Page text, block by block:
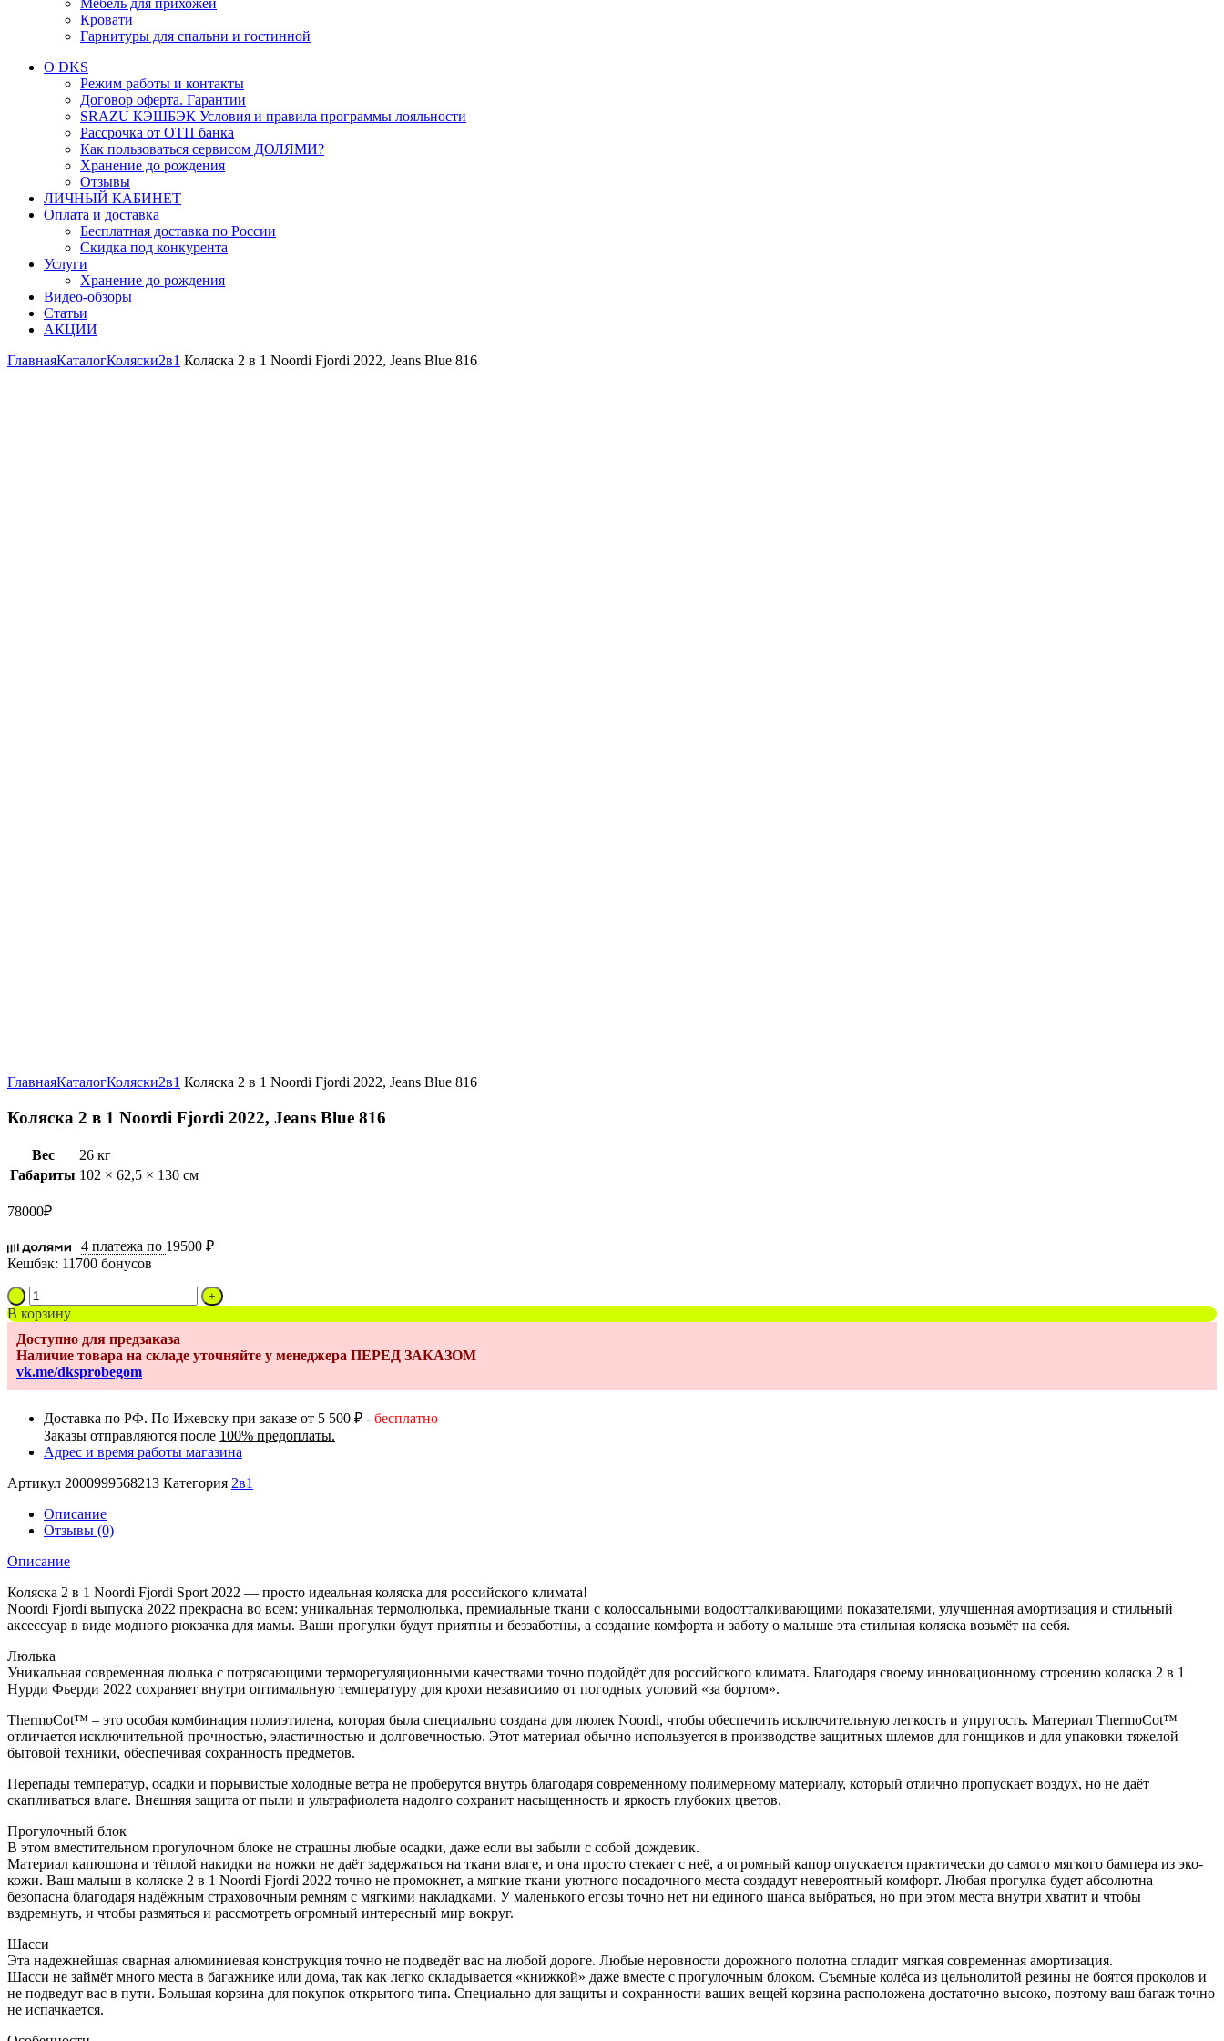
Мебель для прихожей
Кровати
Гарнитуры для спальни и гостинной
О DKS
Режим работы и контакты
Договор оферта. Гарантии
SRAZU КЭШБЭК Условия и правила программы лояльности
Рассрочка от ОТП банка
Как пользоваться сервисом ДОЛЯМИ?
Хранение до рождения
Отзывы
ЛИЧНЫЙ КАБИНЕТ
Оплата и доставка
Бесплатная доставка по России
Скидка под конкурента
Услуги
Хранение до рождения
Видео-обзоры
Статьи
АКЦИИ
ГлавнаяКаталогКоляски2в1 Коляска 2 в 1 Noordi Fjordi 2022, Jeans Blue 816
ГлавнаяКаталогКоляски2в1 Коляска 2 в 1 Noordi Fjordi 2022, Jeans Blue 816
Коляска 2 в 1 Noordi Fjordi 2022, Jeans Blue 816
Вес
26 кг
Габариты 102 × 62,5 × 130 см
78000₽
4 платежа по 19500 ₽
Кешбэк: 11700 бонусов
Количество
товара
Коляска
2
в
1
Noordi
2022,
Jeans
Blue
В корзину
Доступно для предзаказа
Наличие товара на складе уточняйте у менеджера ПЕРЕД ЗАКАЗОМ
vk.me/dksprobegom
Доставка по РФ. По Ижевску при заказе от 5 500 ₽ - бесплатно
Заказы отправляются после 100% предоплаты.
Адрес и время работы магазина
Артикул 2000999568213 Категория 2в1
Описание
Отзывы (0)
Описание
Коляска 2 в 1 Noordi Fjordi Sport 2022 — просто идеальная коляска для российского климата!
Noordi Fjordi выпуска 2022 прекрасна во всем: уникальная термолюлька, премиальные ткани с колоссальными водоотталкивающими показателями, улучшенная амортизация и стильный
аксессуар в виде модного рюкзачка для мамы. Ваши прогулки будут приятны и беззаботны, а создание комфорта и заботу о малыше эта стильная коляска возьмёт на себя.
Люлька
Уникальная современная люлька с потрясающими терморегуляционными качествами точно подойдёт для российского климата. Благодаря своему инновационному строению коляска 2 в 1
Нурди Фьерди 2022 сохраняет внутри оптимальную температуру для крохи независимо от погодных условий «за бортом».
ThermoCot™️ – это особая комбинация полиэтилена, которая была специально создана для люлек Noordi, чтобы обеспечить исключительную легкость и упругость. Материал ThermoCot™️
отличается исключительной прочностью, эластичностью и долговечностью. Этот материал обычно используется в производстве защитных шлемов для гонщиков и для упаковки тяжелой
бытовой техники, обеспечивая сохранность предметов.
Перепады температур, осадки и порывистые холодные ветра не проберутся внутрь благодаря современному полимерному материалу, который отлично пропускает воздух, но не даёт
скапливаться влаге. Внешняя защита от пыли и ультрафиолета надолго сохранит насыщенность и яркость глубоких цветов.
Прогулочный блок
В этом вместительном прогулочном блоке не страшны любые осадки, даже если вы забыли с собой дождевик.
Материал капюшона и тёплой накидки на ножки не даёт задержаться на ткани влаге, и она просто стекает с неё, а огромный капор опускается практически до самого мягкого бампера из эко-
кожи. Ваш малыш в коляске 2 в 1 Noordi Fjordi 2022 точно не промокнет, а мягкие ткани уютного посадочного места создадут невероятный комфорт. Любая прогулка будет абсолютна
безопасна благодаря надёжным страховочным ремням с мягкими накладками. У маленького егозы точно нет ни единого шанса выбраться, но при этом места внутри хватит и чтобы
вздремнуть, и чтобы размяться и рассмотреть огромный интересный мир вокруг.
Шасси
Эта надежнейшая сварная алюминиевая конструкция точно не подведёт вас на любой дороге. Любые неровности дорожного полотна сгладит мягкая современная амортизация.
Шасси не займёт много места в багажнике или дома, так как легко складывается «книжкой» даже вместе с прогулочным блоком. Съемные колёса из цельнолитой резины не боятся проколов и
не подведут вас в пути. Большая корзина для покупок открытого типа. Специально для защиты и сохранности ваших вещей корзина расположена достаточно высоко, поэтому ваш багаж точно
не испачкается.